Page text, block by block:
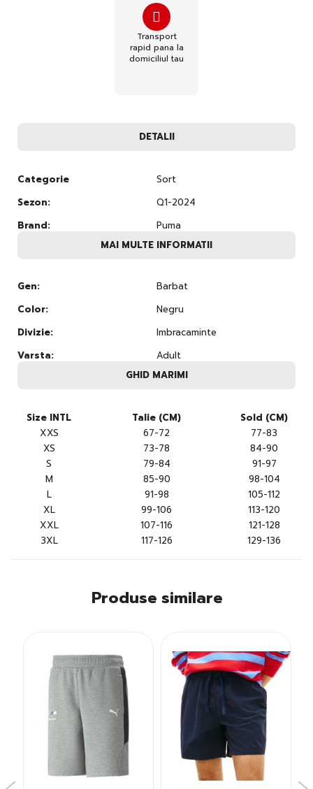
Transport
rapid pana la
domiciliul tau
DETALII
Categorie
Sort
Sezon:
Q1-2024
Brand:
Puma
MAI MULTE INFORMATII
Gen:
Barbat
Color:
Negru
Divizie:
Imbracaminte
Varsta:
Adult
GHID MARIMI
Size INTL Talie (CM)
Sold (CM)
XXS
67-72
77-83
XS
73-78
84-90
S
79-84
91-97
M
85-90
98-104
L
91-98
105-112
XL
99-106
113-120
XXL
107-116
121-128
3XL
117-126 129-136
Produse similare